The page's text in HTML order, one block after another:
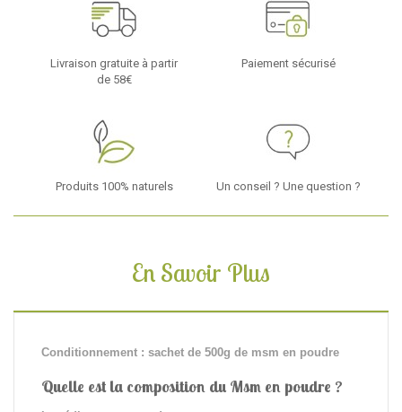
Livraison gratuite à partir
de 58€
Paiement sécurisé
Produits 100% naturels Un conseil ? Une question ?
En Savoir Plus
Conditionnement : sachet de 500g de msm en poudre
Quelle est la composition du Msm en poudre ?